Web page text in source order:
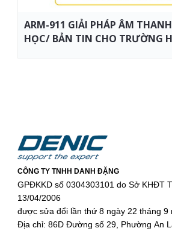
ARM-911 GIẢI PHÁP ÂM
HỌC/ BẢN TIN CHO TRƯỜNG
CÔNG TY TNHH DANH ĐẶNG
GPĐKKD số 0304303101 do Sở KHĐT
13/04/2006
được sửa đổi lần thứ 8 ngày 22 tháng 9
Địa chỉ: 86D Đường số 29, Phường An